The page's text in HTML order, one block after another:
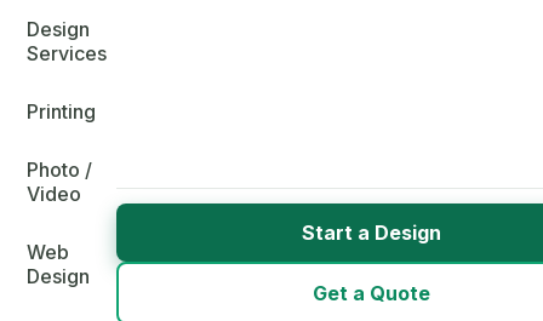
Design
Services
Printing
Photo /
Video
Web
Design
Start a Design
Get a Quote